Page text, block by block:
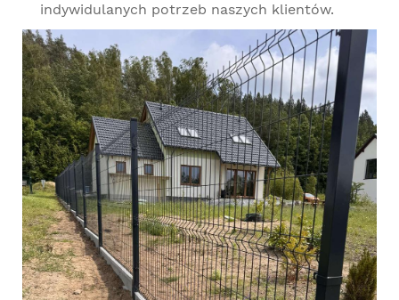
indywidulanych potrzeb naszych klientów.